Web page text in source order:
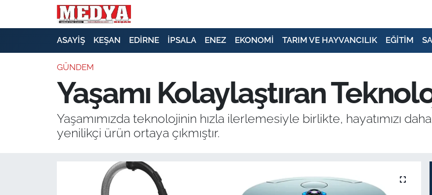
ASAYİŞ KEŞAN EDİRNE İPSALA ENEZ EKONOMİ TARIM VE HAYVANCILIK EĞİTİM
GÜNDEM
Yaşamı Kolaylaştıran
Yaşamımızda teknolojinin hızla ilerlemesiyle birlikte, hayatımızı
yenilikçi ürün ortaya çıkmıştır.
E-GAZETE
SİYASET
GÜNDEM